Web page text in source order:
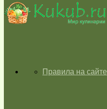
skin
ГЛАВНАЯПравила на сайте